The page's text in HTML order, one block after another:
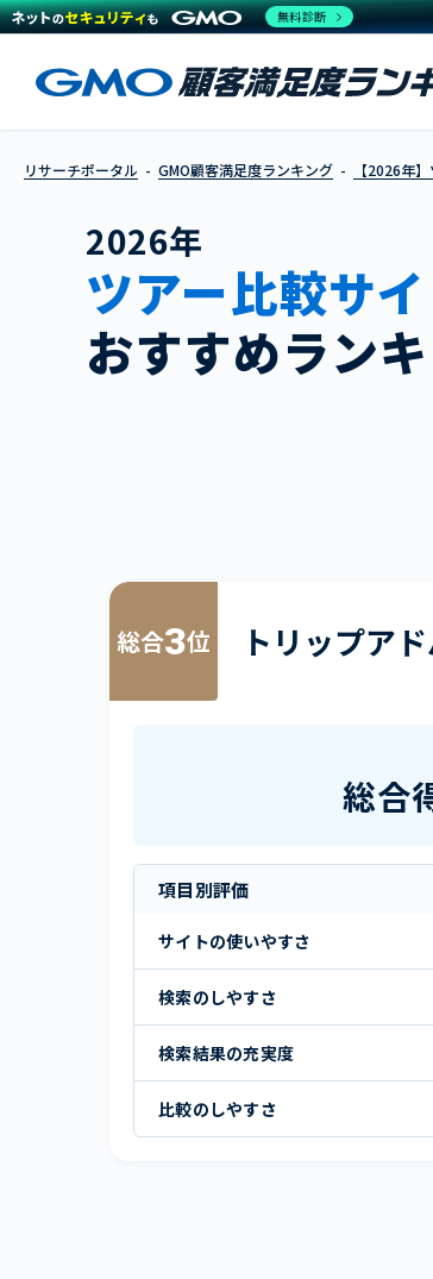
リサーチポータル GMO顧客満足度ランキング 【2026年
2026年
ツアー比較サ
おすすめラン
総合3位 トリップア
総合
項目別評価
サイトの使いやすさ
検索のしやすさ
検索結果の充実度
比較のしやすさ
無料診断